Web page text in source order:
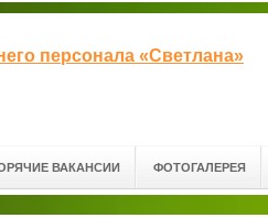
персонала «Светлана»
ВАКАНСИИ ФОТОГАЛЕРЕЯ